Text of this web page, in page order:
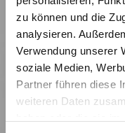
zu können und die
analysieren.
Verwendung unserer
soziale Medien,
Partner führen diese
weiteren Daten
JETZT
UNSERE